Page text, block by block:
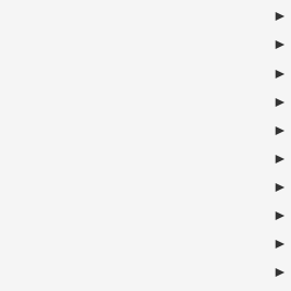
►
►
►
►
►
►
►
►
►
►